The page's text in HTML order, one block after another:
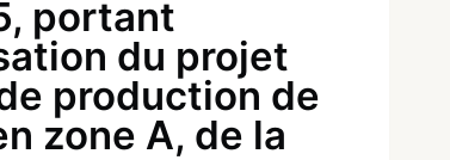
portant
du projet
production de
zone A, de la